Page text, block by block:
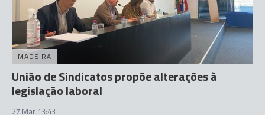
MADEIRA
União de Sindicatos propõe alterações à
legislação laboral
27 Mar 13:43